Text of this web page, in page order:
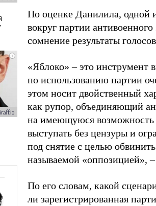
По оценке Данилила, одной
вокруг партии
сомнение результаты
«Яблоко» – это инструмент
по использованию партии
этом носит двойственный
как рупор, объединяющий
на имеющуюся возможность
выступать без цензуры и
под снятие с целью
называемой «оппозицией», –
По его словам, какой
ли зарегистрированная